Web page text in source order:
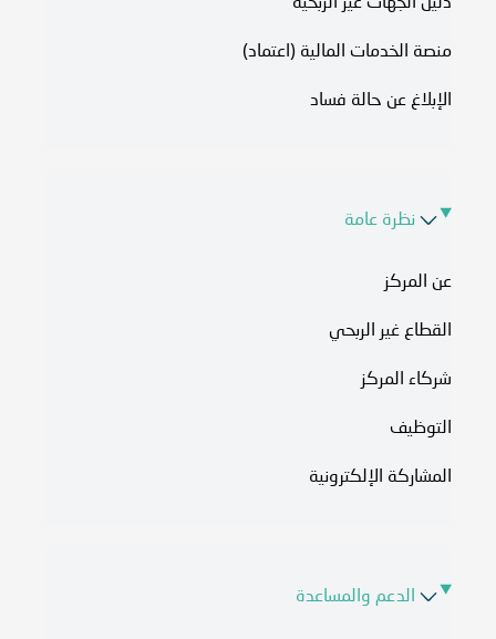
منصة الخدمات المالية (اعتماد)
الإبلاغ عن حالة فساد
نظرة عامة
عن المركز
القطاع غير الربحي
شركاء المركز
التوظيف
المشاركة الإلكترونية
الدعم والمساعدة